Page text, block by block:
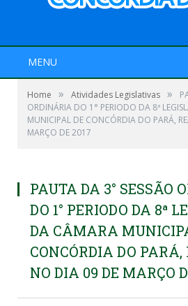
MENU
Home » Atividades Legislativas »
ORDINÁRIA DO 1° PERIODO DA 8ª
MUNICIPAL DE CONCÓRDIA DO PARÁ,
MARÇO DE 2017
PAUTA DA 3° SESSÃO
DO 1° PERIODO DA 8ª
DA CÂMARA
CONCÓRDIA DO
NO DIA 09 DE MARÇO